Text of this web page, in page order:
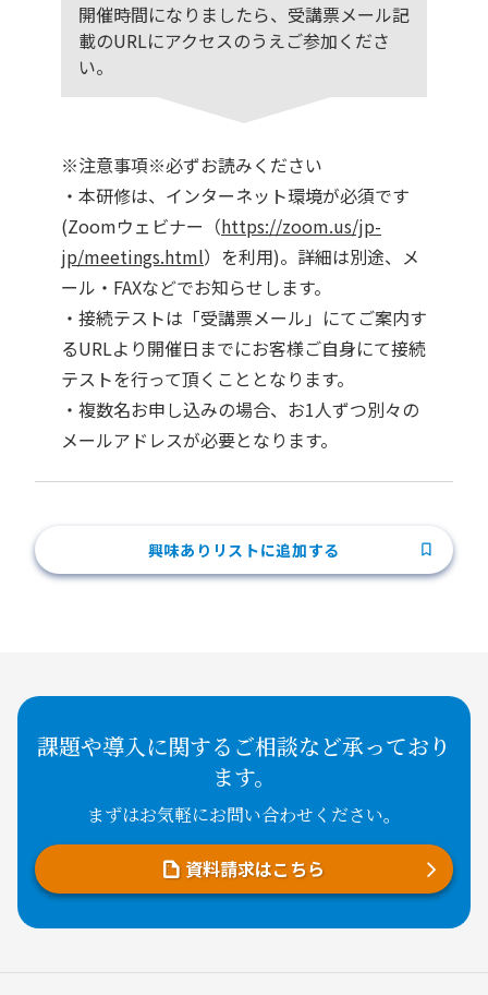
開催時間になりましたら、受講票メール記
載のURLにアクセスのうえご参加くださ
い。
※注意事項※必ずお読みください
・本研修は、インターネット環境が必須です
(Zoomウェビナー（https://zoom.us/jp-
jp/meetings.html）を利用)。詳細は別途、メ
ール・FAXなどでお知らせします。
・接続テストは「受講票メール」にてご案内す
るURLより開催日までにお客様ご自身にて接続
テストを行って頂くこととなります。
・複数名お申し込みの場合、お1人ずつ別々の
メールアドレスが必要となります。
興味ありリストに追加する
課題や導入に関するご相談など承っており
ます。
まずはお気軽にお問い合わせください。
資料請求はこちら